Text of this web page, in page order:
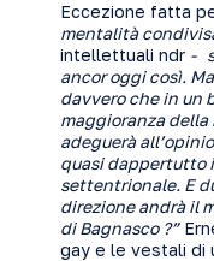
Eccezione fatta
mentalità
intellettuali ndr -
ancor oggi così.
davvero che in un
maggioranza
adeguerà
quasi dappertutto
settentrionale. E
direzione andrà il
di Bagnasco ?”
gay e le vestali di